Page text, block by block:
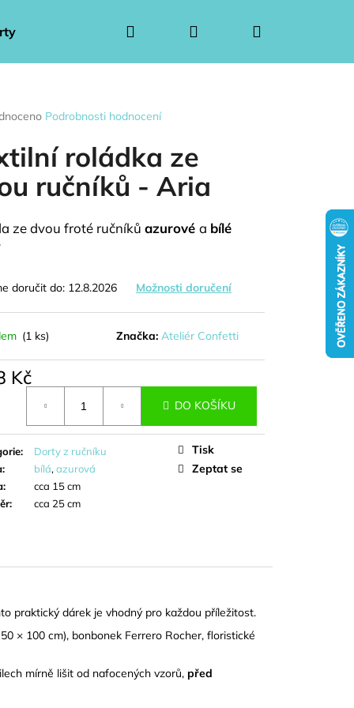
Ponožkové kytice pro muže Ponožkové kytice
Přihlášení
Podrobnosti hodnocení
roládka ze
ručníků - Aria
ze dvou froté ručníků azurové a bílé
doručit do: 12.8.2026 Možnosti doručení
(1 ks) Značka: Ateliér Confetti
Kč
DO KOŠÍKU
:
Dorty z ručníku
: bílá, azurová
:
cca 15 cm
: cca 25 cm
Tisk
Zeptat se
praktický dárek je vhodný pro každou příležitost.
× 100 cm), bonbonek Ferrero Rocher, floristické
mírně lišit od nafocených vzorů, před
Následující
DORT - IVA